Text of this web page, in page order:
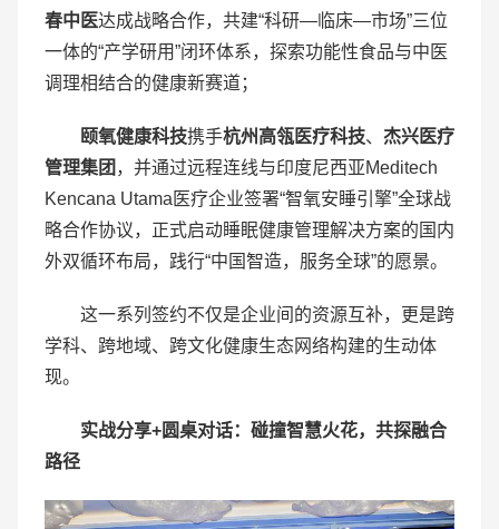
春中医达成战略合作，共建“科研—临床—市场”三位
一体的“产学研用”闭环体系，探索功能性食品与中医
调理相结合的健康新赛道；
颐氧健康科技携手杭州高瓴医疗科技、 杰兴医疗
管理集团 ，并通过远程连线与印度尼西亚Meditech
Kencana Utama医疗企业签署“智氧安睡引擎”全球战
略合作协议，正式启动睡眠健康管理解决方案的国内
外双循环布局，践行“中国智造，服务全球”的愿景。
这一系列签约不仅是企业间的资源互补，更是跨
学科、跨地域、跨文化健康生态网络构建的生动体
现。
实战分享+圆桌对话：碰撞智慧火花，共探融合
路径